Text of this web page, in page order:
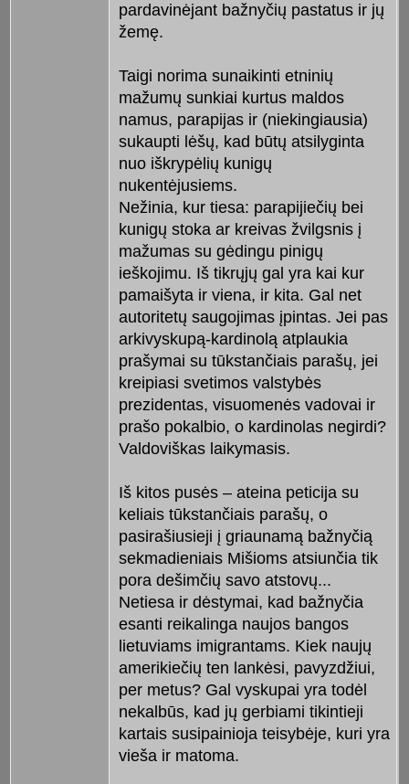
pardavinėjant bažnyčių pastatus ir jų
žemę.
Taigi norima sunaikinti etninių
mažumų sunkiai kurtus maldos
namus, parapijas ir (niekingiausia)
sukaupti lėšų, kad būtų atsilyginta
nuo iškrypėlių kunigų
nukentėjusiems.
Nežinia, kur tiesa: parapijiečių bei
kunigų stoka ar kreivas žvilgsnis į
mažumas su gėdingu pinigų
ieškojimu. Iš tikrųjų gal yra kai kur
pamaišyta ir viena, ir kita. Gal net
autoritetų saugojimas įpintas. Jei pas
arkivyskupą-kardinolą atplaukia
prašymai su tūkstančiais parašų, jei
kreipiasi svetimos valstybės
prezidentas, visuomenės vadovai ir
prašo pokalbio, o kardinolas negirdi?
Valdoviškas laikymasis.
Iš kitos pusės – ateina peticija su
keliais tūkstančiais parašų, o
pasirašiusieji į griaunamą bažnyčią
sekmadieniais Mišioms atsiunčia tik
pora dešimčių savo atstovų...
Netiesa ir dėstymai, kad bažnyčia
esanti reikalinga naujos bangos
lietuviams imigrantams. Kiek naujų
amerikiečių ten lankėsi, pavyzdžiui,
per metus? Gal vyskupai yra todėl
nekalbūs, kad jų gerbiami tikintieji
kartais susipainioja teisybėje, kuri yra
vieša ir matoma.